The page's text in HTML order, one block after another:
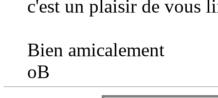
c'est un plaisir de vous
Bien amicalement
oB